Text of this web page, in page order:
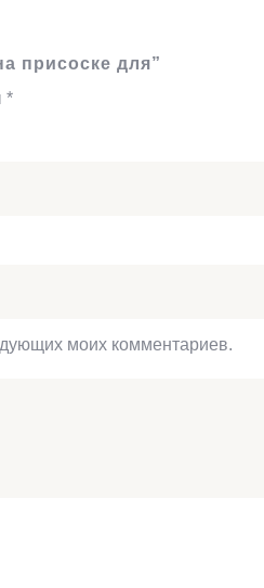
присоске для”
*
моих комментариев.